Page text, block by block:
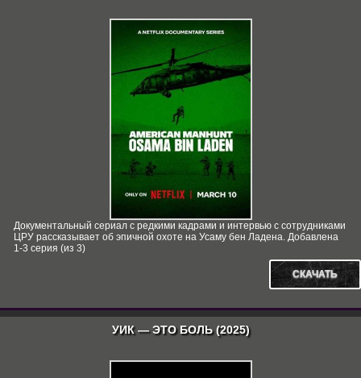
Документальный сериал с редкими кадрами и интервью с сотрудниками
ЦРУ рассказывает об эпичной охоте на Усаму бен Ладена. Добавлена
1-3 серия (из 3)
СКАЧАТЬ
УИК — ЭТО БОЛЬ (2025)